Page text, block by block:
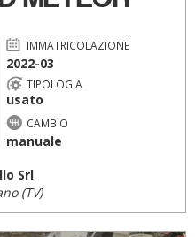
IMMATRICOLAZIONE
2022-03
TIPOLOGIA
usato
CAMBIO
manuale
Srl
(TV)